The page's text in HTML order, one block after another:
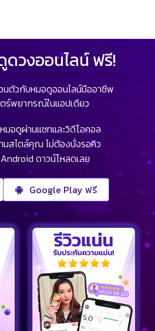
วงออนไลน์ ฟรี!
นตัวกับหมอดูออนไลน์มืออาชีพ
ร์พยากรณ์ในแอปเดียว
อดูผ่านแชทและวิดีโอคอล
มสไตล์คุณ ไม่ต้องนั่งรอคิว
ดาวน์โหลดเลย
Google Play ฟรี